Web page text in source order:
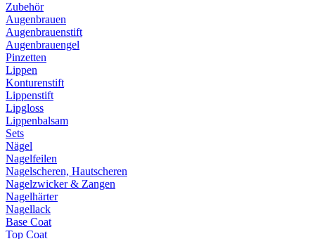
Zubehör
Augenbrauen
Augenbrauenstift
Augenbrauengel
Pinzetten
Lippen
Konturenstift
Lippenstift
Lipgloss
Lippenbalsam
Sets
Nägel
Nagelfeilen
Nagelscheren, Hautscheren
Nagelzwicker & Zangen
Nagelhärter
Nagellack
Base Coat
Top Coat